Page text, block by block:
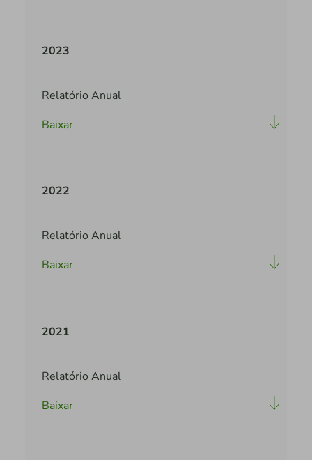
2023
Relatório Anual
Baixar
2022
Relatório Anual
Baixar
2021
Relatório Anual
Baixar